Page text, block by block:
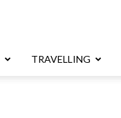
TRAVELLING